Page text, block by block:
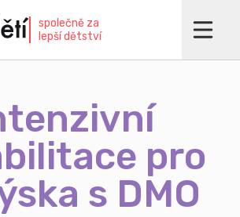
společně za
lepší dětství
pro
s DMO